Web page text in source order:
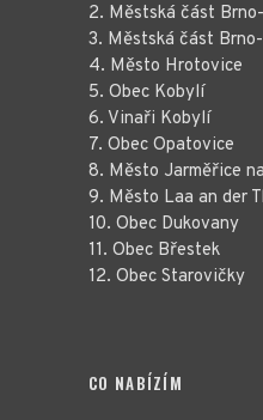
2. Městská část
3. Městská část
4. Město Hrotovice
5. Obec Kobylí
6. Vinaři Kobylí
7. Obec Opatovice
8. Město Jarměřice
9. Město Laa an der
10. Obec Dukovany
11. Obec Břestek
12. Obec Starovičky
CO NABÍZÍM